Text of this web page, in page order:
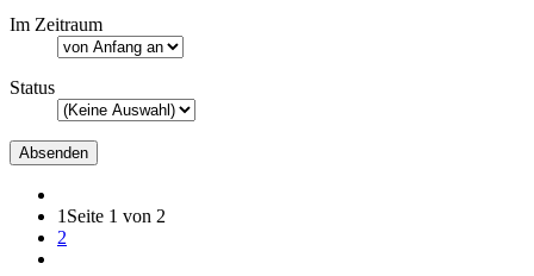
Im Zeitraum
Status
1 Seite 1 von 2
2